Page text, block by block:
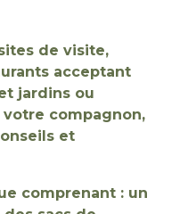
de visite,
acceptant
jardins ou
compagnon,
et
comprenant : un